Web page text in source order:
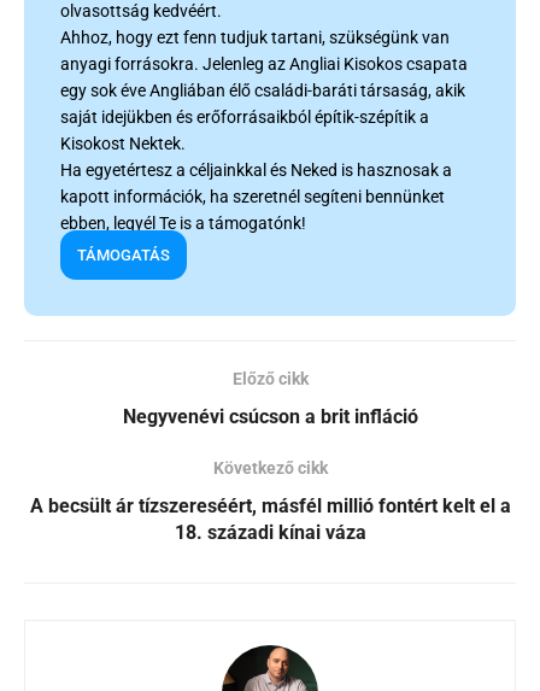
olvasottság kedvéért.
Ahhoz, hogy ezt fenn tudjuk tartani, szükségünk van
anyagi forrásokra. Jelenleg az Angliai Kisokos csapata
egy sok éve Angliában élő családi-baráti társaság, akik
saját idejükben és erőforrásaikból építik-szépítik a
Kisokost Nektek.
Ha egyetértesz a céljainkkal és Neked is hasznosak a
kapott információk, ha szeretnél segíteni bennünket
ebben, legyél Te is a támogatónk!
TÁMOGATÁS
Előző cikk
Negyvenévi csúcson a brit infláció
Következő cikk
A becsült ár tízszereséért, másfél millió fontért kelt el a
18. századi kínai váza